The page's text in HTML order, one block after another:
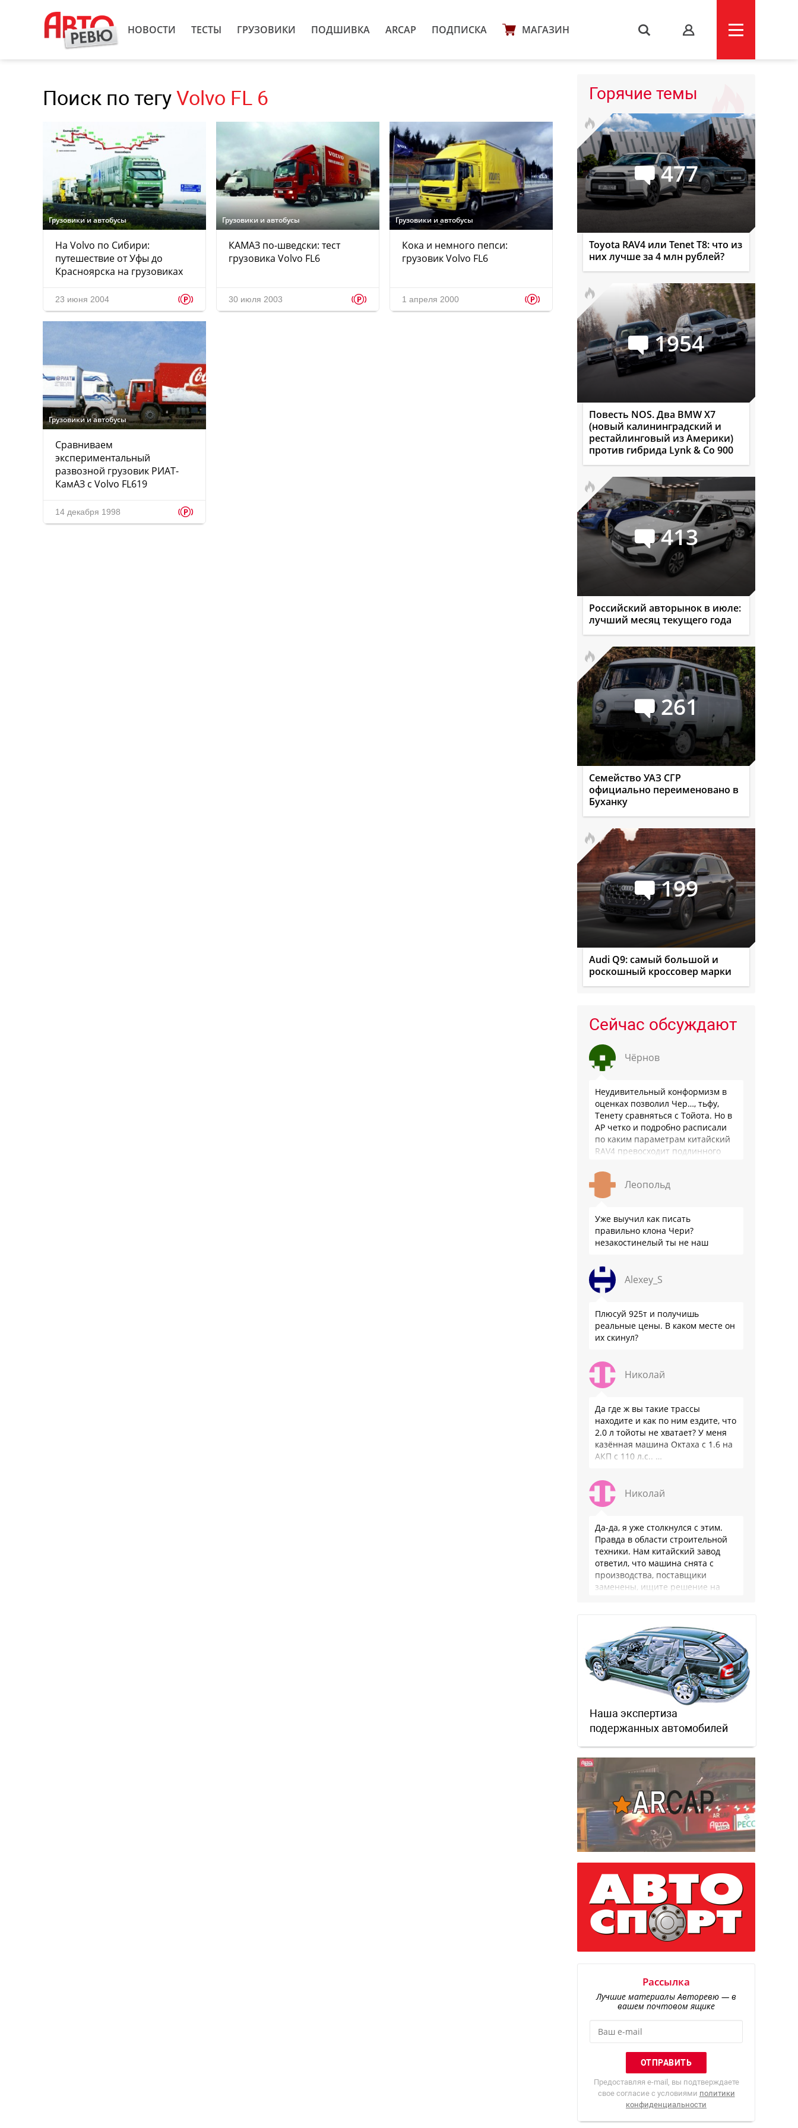
НОВОСТИ ТЕСТЫ ГРУЗОВИКИ ПОДШИВКА ARCAP ПОДПИСКА МАГАЗИН s
Поиск по тегу Volvo FL 6
Грузовики и автобусы
На Volvo по Сибири:
путешествие от Уфы до
Красноярска на грузовиках
23 июня 2004 p
Грузовики и автобусы
КАМАЗ по-шведски: тест
грузовика Volvo FL6
30 июля 2003 p
Грузовики и автобусы
Кока и немного пепси:
грузовик Volvo FL6
1 апреля 2000 p
Грузовики и автобусы
Сравниваем
экспериментальный
развозной грузовик РИАТ-
КамАЗ с Volvo FL619
14 декабря 1998 p
Горячие темы
477
Toyota RAV4 или Tenet T8: что из
них лучше за 4 млн рублей?
1954
Повесть NOS. Два BMW X7
(новый калининградский и
рестайлинговый из Америки)
против гибрида Lynk & Co 900
413
Российский авторынок в июле:
лучший месяц текущего года
261
Семейство УАЗ СГР
официально переименовано в
Буханку
199
Audi Q9: самый большой и
роскошный кроссовер марки
Сейчас обсуждают
Чёрнов
Неудивительный конформизм в
оценках позволил Чер…, тьфу,
Тенету сравняться с Тойота. Но в
АР четко и подробно расписали
по каким параметрам китайский
RAV4 превосходит подлинного
подвеска едет ровно и приятно …
Леопольд
Уже выучил как писать
правильно клона Чери?
незакостинелый ты не наш
Alexey_S
Плюсуй 925т и получишь
реальные цены. В каком месте он
их скинул?
Николай
Да где ж вы такие трассы
находите и как по ним ездите, что
2.0 л тойоты не хватает? У меня
казённая машина Октаха с 1.6 на
АКП с 110 л.с.. …
Николай
Да-да, я уже столкнулся с этим.
Правда в области строительной
техники. Нам китайский завод
ответил, что машина снята с
производства, поставщики
заменены, ищите решение на
Наша экспертиза
подержанных автомобилей
Рассылка
Лучшие материалы Авторевю — в
вашем почтовом ящике
Предоставляя e-mail, вы подтверждаете
свое согласие с условиями политики
конфиденциальности